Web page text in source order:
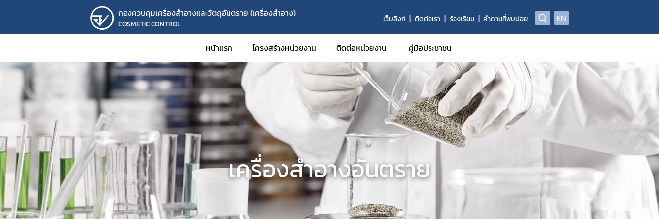
กองควบคุมเครื่องสำอางและวัตถุอันตราย (เครื่องสำอาง)
COSMETIC CONTROL
เว็บลิงก์ ติดต่อเรา ร้องเรียน คำถามที่พบบ่อย EN
หน้าแรก โครงสร้างหน่วยงาน ติดต่อหน่วยงาน คู่มือประชาชน
​เครื่องสำอางอันตราย